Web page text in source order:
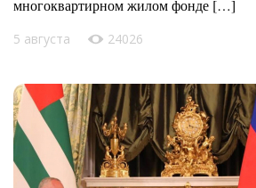
многоквартирном жилом фонде […]
5 августа 24026